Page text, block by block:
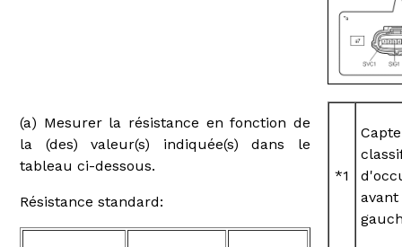
(a) Mesurer la résistance en fonction de
la (des) valeur(s) indiquée(s) dans le
tableau ci-dessous.
Résistance standard:
*1
avant